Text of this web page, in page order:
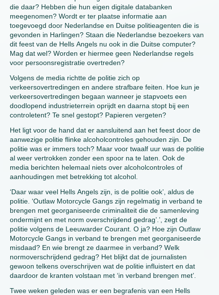
die daar? Hebben die hun eigen digitale databanken
meegenomen? Wordt er ter plaatse informatie aan
toegevoegd door Nederlandse en Duitse politieagenten die is
gevonden in Harlingen? Staan die Nederlandse bezoekers van
dit feest van de Hells Angels nu ook in die Duitse computer?
Mag dat wel? Worden er hiermee geen Nederlandse regels
voor persoonsregistratie overtreden?
Volgens de media richtte de politie zich op
verkeersovertredingen en andere strafbare feiten. Hoe kun je
verkeersovertredingen begaan wanneer je stapvoets een
doodlopend industrieterrein oprijdt en daarna stopt bij een
controletent? Te snel gestopt? Papieren vergeten?
Het ligt voor de hand dat er aansluitend aan het feest door de
aanwezige politie flinke alcoholcontroles gehouden zijn. De
politie was er immers toch? Maar voor twaalf uur was de politie
al weer vertrokken zonder een spoor na te laten. Ook de
media berichten helemaal niets over alcoholcontroles of
aanhoudingen met betrekking tot alcohol.
‘Daar waar veel Hells Angels zijn, is de politie ook’, aldus de
politie. ‘Outlaw Motorcycle Gangs zijn regelmatig in verband te
brengen met georganiseerde criminaliteit die de samenleving
ondermijnt en met norm overschrijdend gedrag’.’, zegt de
politie volgens de Leeuwarder Courant. O ja? Hoe zijn Outlaw
Motorcycle Gangs in verband te brengen met georganiseerde
misdaad? En wie brengt ze daarmee in verband? Welk
normoverschrijdend gedrag? Het blijkt dat de journalisten
gewoon telkens overschrijven wat de politie influistert en dat
daardoor de kranten volstaan met ‘in verband brengen met’.
Twee weken geleden was er een begrafenis van een Hells